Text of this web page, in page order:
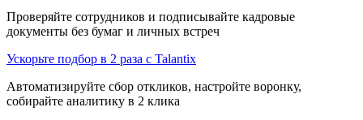
Проверяйте сотрудников и подписывайте кадровые
документы без бумаг и личных встреч
Ускорьте подбор в 2 раза с Talantix
Автоматизируйте сбор откликов, настройте воронку,
собирайте аналитику в 2 клика